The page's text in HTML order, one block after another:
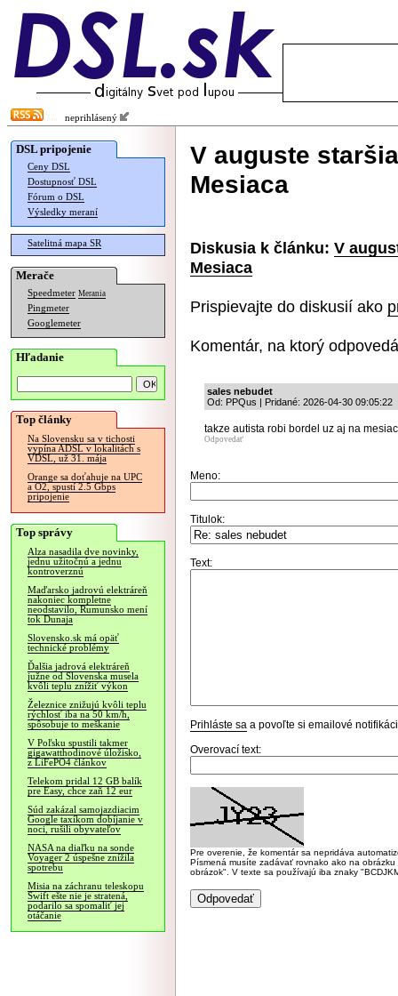
neprihlásený
DSL pripojenie
Ceny DSL
Dostupnosť DSL
Fórum o DSL
Výsledky meraní
Satelitná mapa SR
Merače
Speedmeter Merania
Pingmeter
Googlemeter
Hľadanie
Top články
Na Slovensku sa v tichosti
vypína ADSL v lokalitách s
VDSL, už 31. mája
Orange sa doťahuje na UPC
a O2, spustí 2.5 Gbps
pripojenie
Top správy
Alza nasadila dve novinky,
jednu užitočnú a jednu
kontroverznú
Maďarsko jadrovú elektráreň
nakoniec kompletne
neodstavilo, Rumunsko mení
tok Dunaja
Slovensko.sk má opäť
technické problémy
Ďalšia jadrová elektráreň
južne od Slovenska musela
kvôli teplu znížiť výkon
Železnice znižujú kvôli teplu
rýchlosť iba na 50 km/h,
spôsobuje to meškanie
V Poľsku spustili takmer
gigawatthodinové úložisko,
z LiFePO4 článkov
Telekom pridal 12 GB balík
pre Easy, chce zaň 12 eur
Súd zakázal samojazdiacim
Google taxíkom dobíjanie v
noci, rušili obyvateľov
NASA na diaľku na sonde
Voyager 2 úspešne znížila
spotrebu
Misia na záchranu teleskopu
Swift ešte nie je stratená,
podarilo sa spomaliť jej
otáčanie
V auguste
Mesiaca
Diskusia k článku: V
Mesiaca
Prispievajte do diskusií ako
Komentár, na ktorý
sales nebudet
Od: PPQus | Pridané: 2026-04-30 09:05:22
takze autista robi bordel uz aj na
Odpovedať
Meno:
Titulok:
Text:
Prihláste sa a povoľte si emailové
Overovací text:
Pre overenie, že komentár sa nepridáva
Písmená musíte zadávať rovnako ako na
obrázok". V texte sa používajú iba znaky